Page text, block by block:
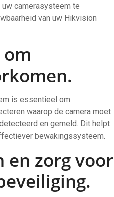
uw camerasysteem te
van uw Hikvision
is essentieel om
waarop de camera moet
en gemeld. Dit helpt
bewakingssysteem.
en zorg voor